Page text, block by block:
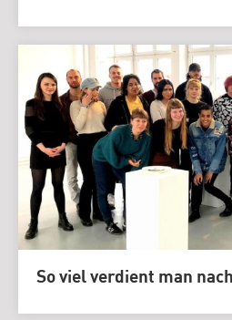
So viel verdient man